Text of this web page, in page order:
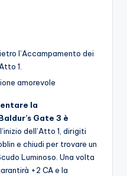
l’Accampamento dei
1.
amorevole
la
Gate 3 è
dell’Atto 1, dirigiti
e chiudi per trovare un
Luminoso. Una volta
+2 CA e la